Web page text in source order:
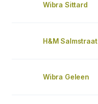
Wibra Sittard
H&M Salmstraat
Wibra Geleen